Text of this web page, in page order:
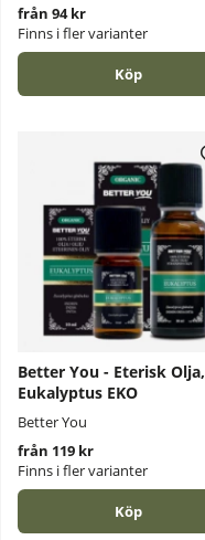
från 94 kr
Finns i fler varianter
Köp
Better You - Eterisk Olja,
Eukalyptus EKO
Better You
från 119 kr
Finns i fler varianter
Köp